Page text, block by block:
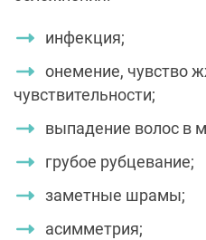
инфекция;
онемение, чувство
чувствительности;
выпадение волос в
грубое рубцевание;
заметные шрамы;
асимметрия;